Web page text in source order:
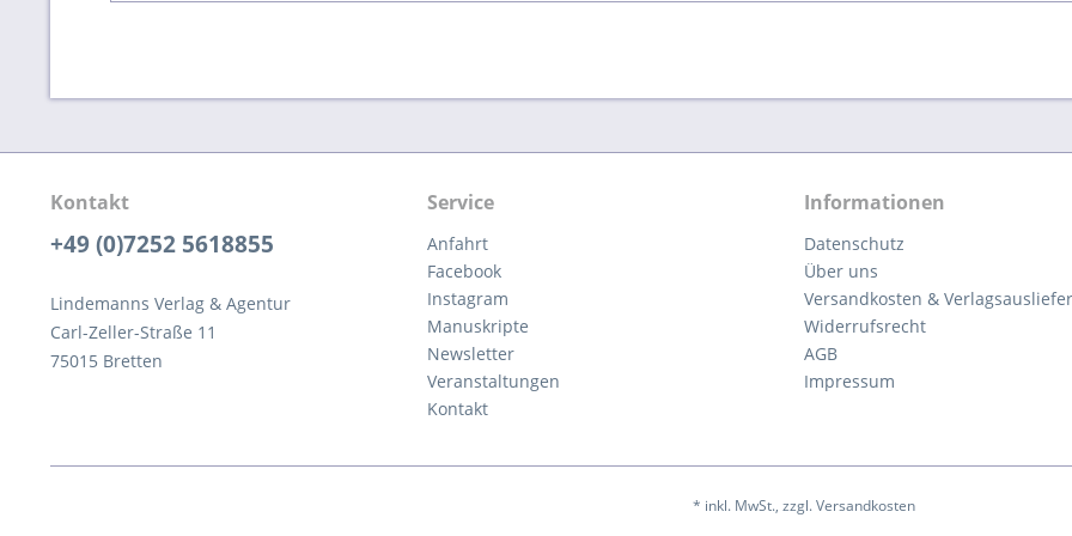
Kontakt
+49 (0)7252 5618855
Lindemanns Verlag & Agentur
Carl-Zeller-Straße 11
75015 Bretten
Service
Anfahrt
Facebook
Instagram
Manuskripte
Newsletter
Veranstaltungen
Kontakt
Informationen
Datenschutz
Über uns
Versandkosten &
Widerrufsrecht
AGB
Impressum
* inkl. MwSt., zzgl. Versandkosten